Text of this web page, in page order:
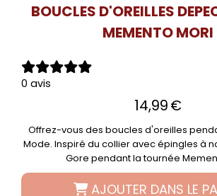
BOUCLES D'OREILLES
MEMENTO MORI
0 avis
14,99€
Offrez-vous des boucles d'oreilles
Mode. Inspiré du collier avec épingles à
Gore pendant la tournée
AJOUTER DANS LE